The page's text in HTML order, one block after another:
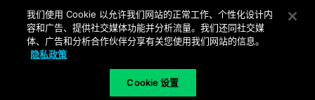
版权所有 © 2026 Palo Alto Networks。保留所有权利
我们使用 Cookie 以允许我们网站的正常工作、个性化设计内
容和广告、提供社交媒体功能并分析流量。我们还同社交媒
体、广告和分析合作伙伴分享有关您使用我们网站的信息。
隐私政策
Cookie 设置